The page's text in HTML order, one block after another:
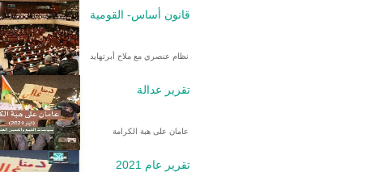
قانون أساس- القومية
نظام عنصري مع ملاح أبرتهايد
تقرير عدالة
عامان على هبة الكرامة
تقرير عام 2021